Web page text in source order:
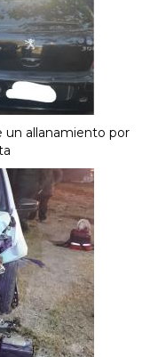
un allanamiento por